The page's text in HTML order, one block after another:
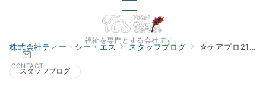
福祉を専門とする会社です。
CONTACT
株式会社ティー・シー・エス スタッフブログ ☆ケアプロ21いせはら☆
スタッフブログ